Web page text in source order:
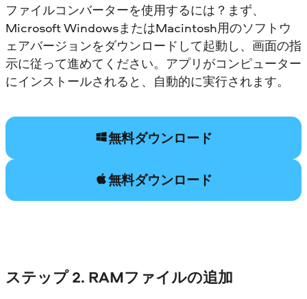
ファイルコンバーターを使用するには？まず、
Microsoft WindowsまたはMacintosh用のソフトウ
ェアバージョンをダウンロードして起動し、画面の指
示に従って進めてください。アプリがコンピューター
にインストールされると、自動的に実行されます。
無料ダウンロード
無料ダウンロード
ステップ 2. RAMファイルの追加